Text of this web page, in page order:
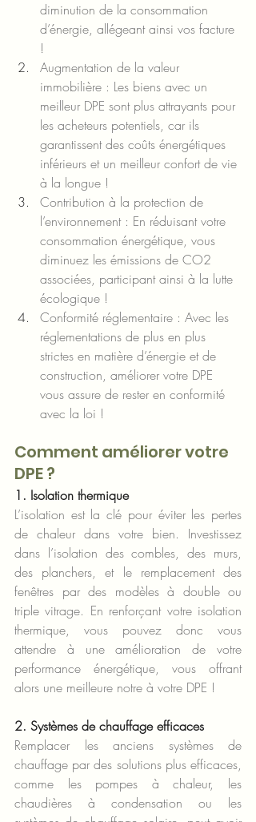
diminution de la consommation
d’énergie, allégeant ainsi vos facture
!
Augmentation de la valeur
immobilière : Les biens avec un
meilleur DPE sont plus attrayants pour
les acheteurs potentiels, car ils
garantissent des coûts énergétiques
inférieurs et un meilleur confort de vie
à la longue !
Contribution à la protection de
l’environnement : En réduisant votre
consommation énergétique, vous
diminuez les émissions de CO2
associées, participant ainsi à la lutte
écologique !
Conformité réglementaire : Avec les
réglementations de plus en plus
strictes en matière d’énergie et de
construction, améliorer votre DPE
vous assure de rester en conformité
avec la loi !
Comment améliorer votre
DPE ?
1. Isolation thermique
L’isolation est la clé pour éviter les pertes
de chaleur dans votre bien. Investissez
dans l’isolation des combles, des murs,
des planchers, et le remplacement des
fenêtres par des modèles à double ou
triple vitrage. En renforçant votre isolation
thermique, vous pouvez donc vous
attendre à une amélioration de votre
performance énergétique, vous offrant
alors une meilleure notre à votre DPE !
2. Systèmes de chauffage efficaces
Remplacer les anciens systèmes de
chauffage par des solutions plus efficaces,
comme les pompes à chaleur, les
chaudières à condensation ou les